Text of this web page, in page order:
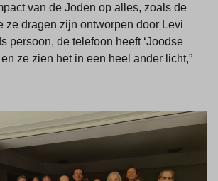
van de Joden op alles, zoals de
ze dragen zijn ontworpen door Levi
persoon, de telefoon heeft ‘Joodse
en ze zien het in een heel ander licht,”